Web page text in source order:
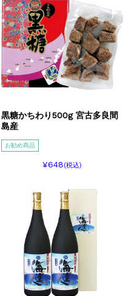
黒糖かちわり500g 宮古多良間
島産
お勧め商品
¥648(税込)